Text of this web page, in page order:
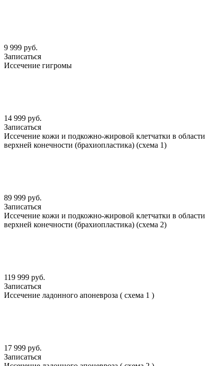
9 999 руб.
Записаться
Иссечение гигромы
14 999 руб.
Записаться
Иссечение кожи и подкожно-жировой клетчатки в области
верхней конечности (брахиопластика) (схема 1)
89 999 руб.
Записаться
Иссечение кожи и подкожно-жировой клетчатки в области
верхней конечности (брахиопластика) (схема 2)
119 999 руб.
Записаться
Иссечение ладонного апоневроза ( схема 1 )
17 999 руб.
Записаться